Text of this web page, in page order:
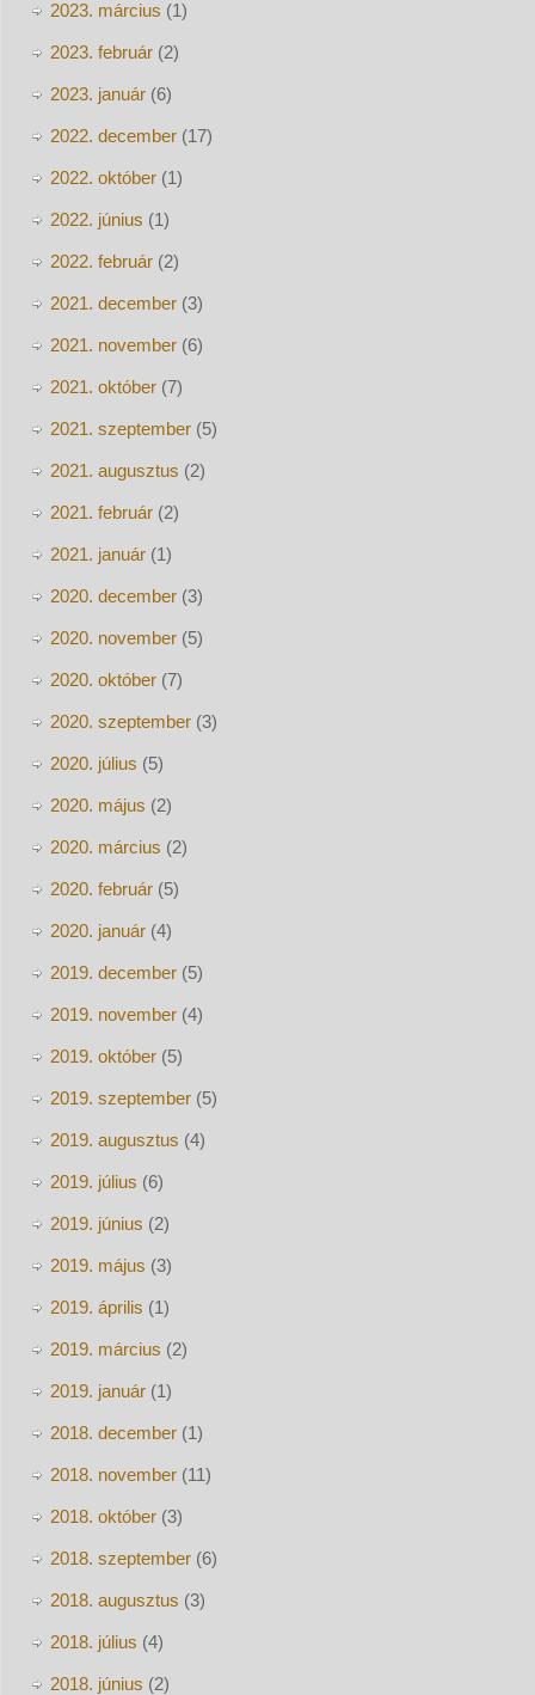
2023. március (1)
2023. február(2)
2023. január(6)
2022. december(17)
2022. október(1)
2022. június (1)
2022. február(2)
2021. december(3)
2021. november(6)
2021. október(7)
2021. szeptember(5)
2021. augusztus (2)
2021. február(2)
2021. január(1)
2020. december(3)
2020. november(5)
2020. október(7)
2020. szeptember(3)
2020. július (5)
2020. május (2)
2020. március (2)
2020. február(5)
2020. január(4)
2019. december(5)
2019. november(4)
2019. október(5)
2019. szeptember(5)
2019. augusztus (4)
2019. július (6)
2019. június (2)
2019. május (3)
2019. április (1)
2019. március (2)
2019. január(1)
2018. december(1)
2018. november(11)
2018. október(3)
2018. szeptember(6)
2018. augusztus (3)
2018. július (4)
2018. június (2)